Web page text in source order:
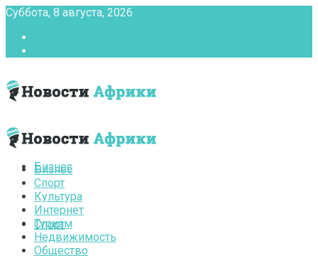
Суббота, 8 августа, 2026
Бизнес
Спорт
Бизнес
Спорт
Культура
Интернет
Туризм
Недвижимость
Общество